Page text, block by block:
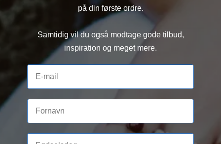
på din første ordre.
Samtidig vil du også modtage gode tilbud,
inspiration og meget mere.